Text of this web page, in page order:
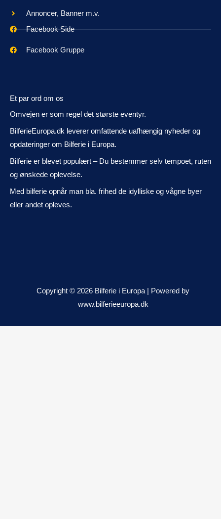
Annoncer, Banner m.v.
Facebook Side
Facebook Gruppe
Et par ord om os
Omvejen er som regel det største eventyr.
BilferieEuropa.dk leverer omfattende uafhængig nyheder og
opdateringer om Bilferie i Europa.
Bilferie er blevet populært – Du bestemmer selv tempoet, ruten
og ønskede oplevelse.
Med bilferie opnår man bla. frihed de idylliske og vågne byer
eller andet opleves.
Copyright © 2026 Bilferie i Europa | Powered by
www.bilferieeuropa.dk